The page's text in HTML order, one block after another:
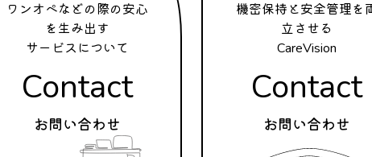
ワンオペなどの際の安心
を生み出す
サービスについて
Contact
お問い合わせ
機密保持と安全管理を
立させる
CareVision
Contact
お問い合わせ